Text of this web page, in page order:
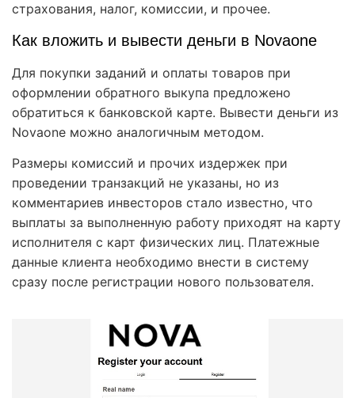
страхования, налог, комиссии, и прочее.
Как вложить и вывести деньги в Novaone
Для покупки заданий и оплаты товаров при
оформлении обратного выкупа предложено
обратиться к банковской карте. Вывести деньги из
Novaone можно аналогичным методом.
Размеры комиссий и прочих издержек при
проведении транзакций не указаны, но из
комментариев инвесторов стало известно, что
выплаты за выполненную работу приходят на карту
исполнителя с карт физических лиц. Платежные
данные клиента необходимо внести в систему
сразу после регистрации нового пользователя.